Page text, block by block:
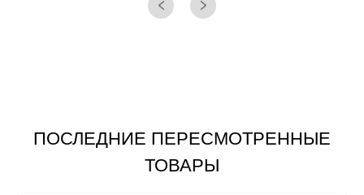
ПОСЛЕДНИЕ ПЕРЕСМОТРЕННЫЕ
ТОВАРЫ